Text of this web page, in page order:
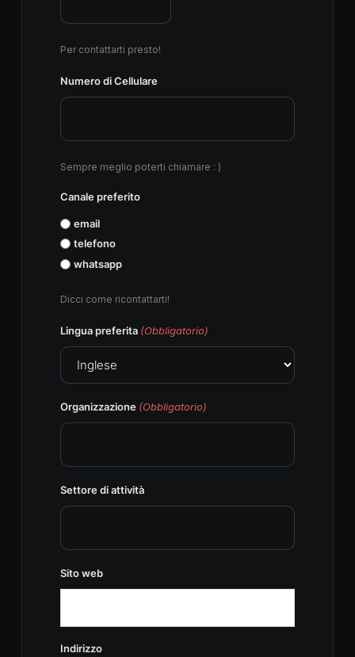
Per contattarti presto!
Numero di Cellulare
Sempre meglio poterti chiamare : )
Canale preferito
email
telefono
whatsapp
Dicci come ricontattarti!
Lingua preferita (Obbligatorio)
Organizzazione (Obbligatorio)
Settore di attività
Sito web
Indirizzo